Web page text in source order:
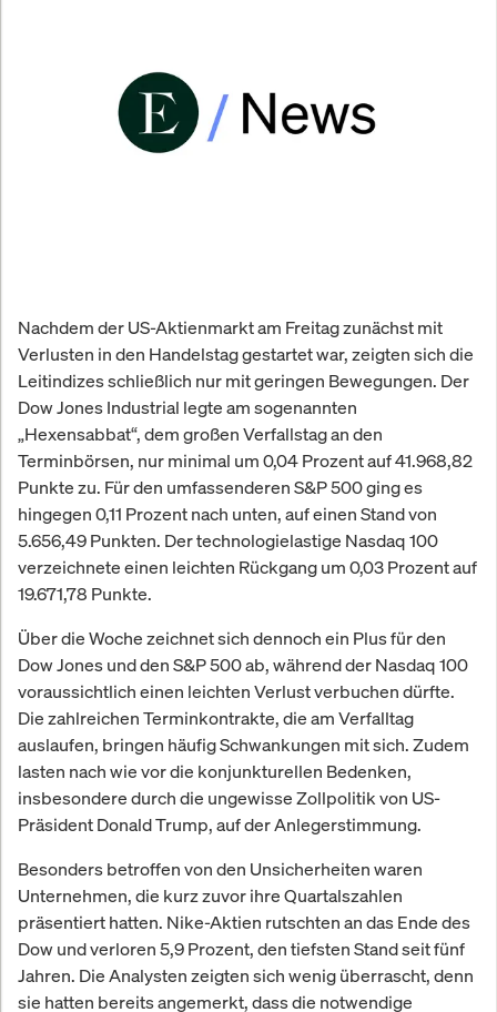
Nachdem der US-Aktienmarkt am Freitag zunächst mit
Verlusten in den Handelstag gestartet war, zeigten sich die
Leitindizes schließlich nur mit geringen Bewegungen. Der
Dow Jones Industrial legte am sogenannten
„Hexensabbat“, dem großen Verfallstag an den
Terminbörsen, nur minimal um 0,04 Prozent auf 41.968,82
Punkte zu. Für den umfassenderen S&P 500 ging es
hingegen 0,11 Prozent nach unten, auf einen Stand von
5.656,49 Punkten. Der technologielastige Nasdaq 100
verzeichnete einen leichten Rückgang um 0,03 Prozent auf
19.671,78 Punkte.
Über die Woche zeichnet sich dennoch ein Plus für den
Dow Jones und den S&P 500 ab, während der Nasdaq 100
voraussichtlich einen leichten Verlust verbuchen dürfte.
Die zahlreichen Terminkontrakte, die am Verfalltag
auslaufen, bringen häufig Schwankungen mit sich. Zudem
lasten nach wie vor die konjunkturellen Bedenken,
insbesondere durch die ungewisse Zollpolitik von US-
Präsident Donald Trump, auf der Anlegerstimmung.
Besonders betroffen von den Unsicherheiten waren
Unternehmen, die kurz zuvor ihre Quartalszahlen
präsentiert hatten. Nike-Aktien rutschten an das Ende des
Dow und verloren 5,9 Prozent, den tiefsten Stand seit fünf
Jahren. Die Analysten zeigten sich wenig überrascht, denn
sie hatten bereits angemerkt, dass die notwendige